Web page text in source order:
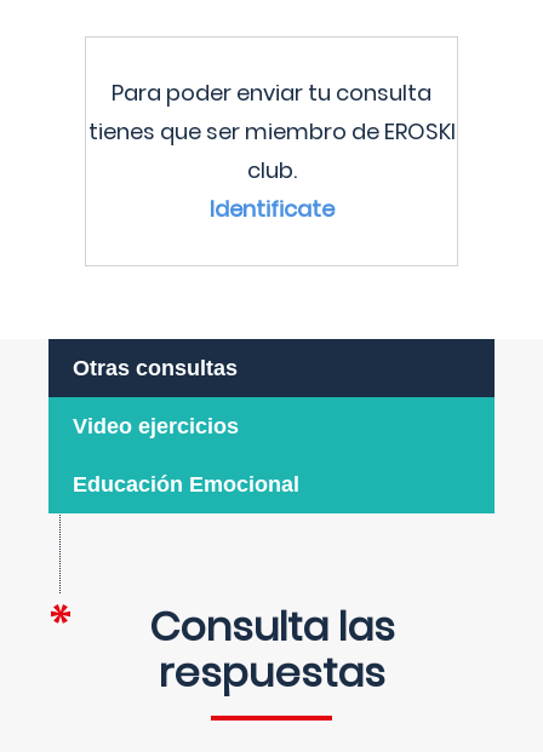
Para poder enviar tu consulta
tienes que ser miembro de EROSKI
club.
Identificate
Otras consultas
Video ejercicios
Educación Emocional
Consulta las
respuestas